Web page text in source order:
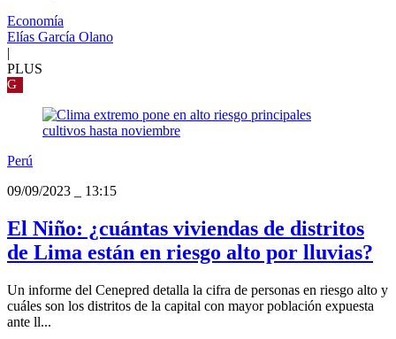
Economía
Elías García Olano
|
PLUS
G
Perú
09/09/2023
13:15
El Niño: ¿cuántas viviendas de distritos
de Lima están en riesgo alto por lluvias?
Un informe del Cenepred detalla la cifra de personas en riesgo alto y
cuáles son los distritos de la capital con mayor población expuesta
ante ll...